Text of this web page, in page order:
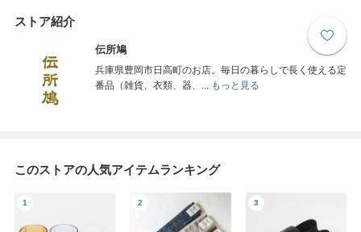
ストア紹介
伝所鳩
兵庫県豊岡市日高町のお店。毎日の暮らしで長く使える定
番品（雑貨、衣類、器、...もっと見る
このストアの人気アイテムランキング